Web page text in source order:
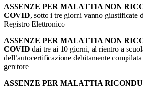
ASSENZE PER MALATTIA NON
COVID, sotto i tre giorni vanno giustificate
Registro Elettronico
ASSENZE PER MALATTIA NON
COVID dai tre ai 10 giorni, al rientro a
dell’autocertificazione debitamente
genitore
ASSENZE PER MALATTIA